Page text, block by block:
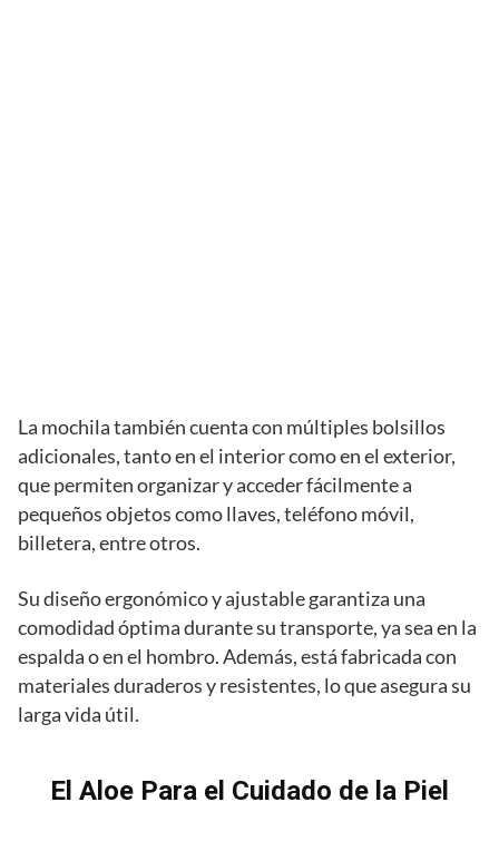
La mochila también cuenta con múltiples bolsillos
adicionales, tanto en el interior como en el exterior,
que permiten organizar y acceder fácilmente a
pequeños objetos como llaves, teléfono móvil,
billetera, entre otros.
Su diseño ergonómico y ajustable garantiza una
comodidad óptima durante su transporte, ya sea en la
espalda o en el hombro. Además, está fabricada con
materiales duraderos y resistentes, lo que asegura su
larga vida útil.
El Aloe Para el Cuidado de la Piel